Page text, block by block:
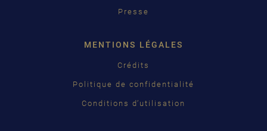
Presse
MENTIONS LÉGALES
Crédits
Politique de confidentialité
Conditions d’utilisation